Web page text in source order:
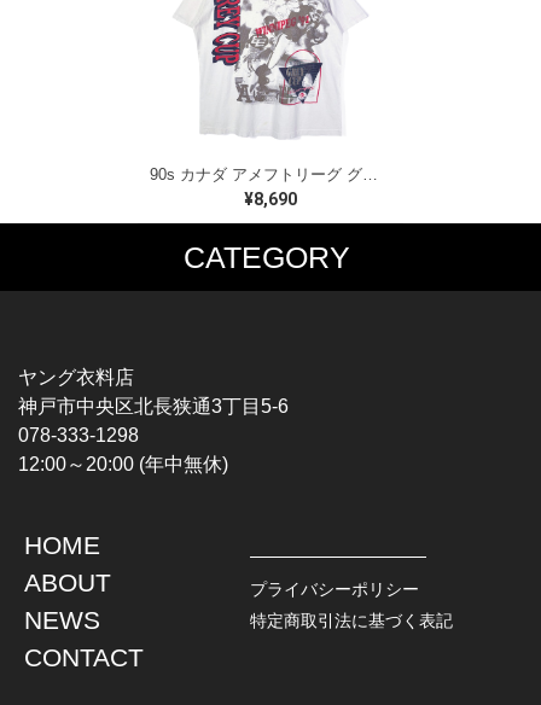
90s カナダ アメフトリーグ グレイカップ カナダ製 ヴィンテージ Tシャツ ビッグプリント シングルステッチ ホワイト WINNIPEG '91 サイズXL 古着 BZ0545
¥8,690
CATEGORY
MUSIC TEE
HARDCORE / PUNK
PROGLESSIVE ROCK
POPS
SOUL / R&B
T-SHIRTS
CHAMPION
TOPS
L / S SHIRT
S / S SHIRT
HAWAIIAN SHIRT
JACKET
DENIM
LEATHER
ヤング衣料店
神戸市中央区北長狭通3丁目5-6
078-333-1298
12:00～20:00 (年中無休)
HOME
ABOUT
NEWS
CONTACT
プライバシーポリシー
特定商取引法に基づく表記